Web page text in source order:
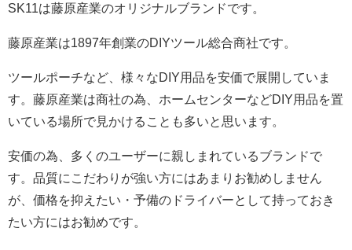
SK11は藤原産業のオリジナルブランドです。
藤原産業は1897年創業のDIYツール総合商社です。
ツールポーチなど、様々なDIY用品を安価で展開していま
す。藤原産業は商社の為、ホームセンターなどDIY用品を置
いている場所で見かけることも多いと思います。
安価の為、多くのユーザーに親しまれているブランドで
す。品質にこだわりが強い方にはあまりお勧めしません
が、価格を抑えたい・予備のドライバーとして持っておき
たい方にはお勧めです。